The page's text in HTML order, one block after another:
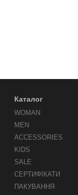
Каталог
WOMAN
MEN
ACCESSORIES
KIDS
SALE
СЕРТИФІКАТИ
ПАКУВАННЯ